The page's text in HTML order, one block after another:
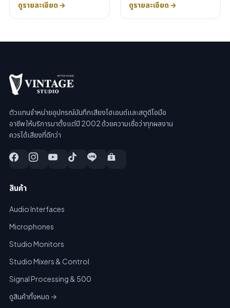
ดูรายละเอียด → ดูรายละเอียด →
ตัวแทนจำหน่ายอุปกรณ์บันทึกเสียงไฮเอนด์และสตูดิโอมือ
อาชีพ ให้บริการมาตั้งแต่ปี 2002 ด้วยความเชื่อว่าทุกผลงาน
ควรได้เสียงที่ดีกว่า
สินค้า
Audio Interfaces
Microphones
Studio Monitors
Studio Mixers & Control
Signal Processing & 500
ดูสินค้าทั้งหมด →